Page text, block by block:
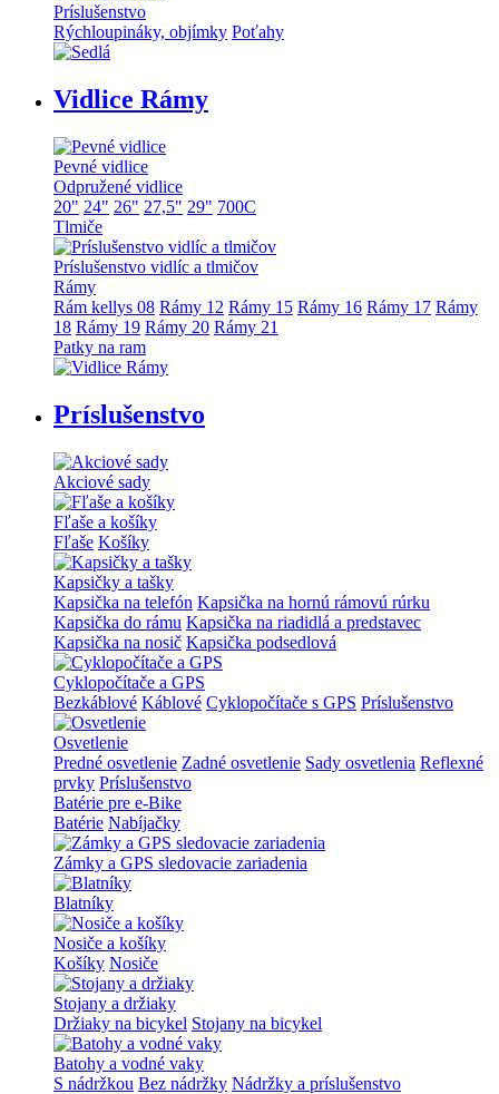
Príslušenstvo
Rýchloupináky, objímky Poťahy
Vidlice Rámy
Pevné vidlice
Odpružené vidlice
20" 24" 26" 27,5" 29" 700C
Tlmiče
Príslušenstvo vidlíc a tlmičov
Rámy
Rám kellys 08 Rámy 12 Rámy 15 Rámy 16 Rámy 17 Rámy
18 Rámy 19 Rámy 20 Rámy 21
Patky na ram
Príslušenstvo
Akciové sady
Fľaše a košíky
Fľaše Košíky
Kapsičky a tašky
Kapsička na telefón Kapsička na hornú rámovú rúrku
Kapsička do rámu Kapsička na riadidlá a predstavec
Kapsička na nosič Kapsička podsedlová
Cyklopočítače a GPS
Bezkáblové Káblové Cyklopočítače s GPS Príslušenstvo
Osvetlenie
Predné osvetlenie Zadné osvetlenie Sady osvetlenia Reflexné
prvky Príslušenstvo
Batérie pre e-Bike
Batérie Nabíjačky
Zámky a GPS sledovacie zariadenia
Blatníky
Nosiče a košíky
Košíky Nosiče
Stojany a držiaky
Držiaky na bicykel Stojany na bicykel
Batohy a vodné vaky
S nádržkou Bez nádržky Nádržky a príslušenstvo